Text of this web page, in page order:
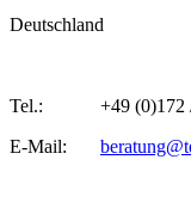
Deutschland
Tel.: +49 (0)172 /
E-Mail: